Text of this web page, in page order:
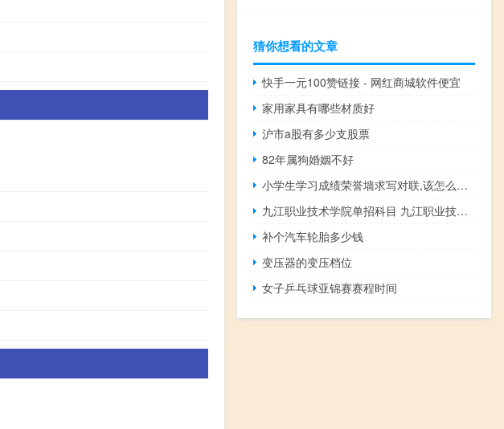
猜你想看的文章
快手一元100赞链接 - 网红商城软件便宜
家用家具有哪些材质好
沪市a股有多少支股票
82年属狗婚姻不好
小学生学习成绩荣誉墙求写对联,该怎么写 春节对联小学生
九江职业技术学院单招科目 九江职业技术学院分数线
补个汽车轮胎多少钱
变压器的变压档位
女子乒乓球亚锦赛赛程时间